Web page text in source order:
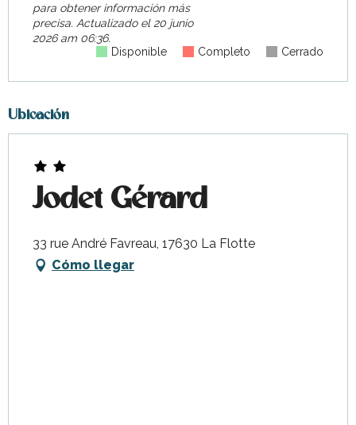
para obtener información más
precisa. Actualizado el20 junio
2026 am 06:36.
Disponible
Completo Cerrado
Ubicación
Jodet Gérard
33 rue André Favreau, 17630 La Flotte
Cómo llegar